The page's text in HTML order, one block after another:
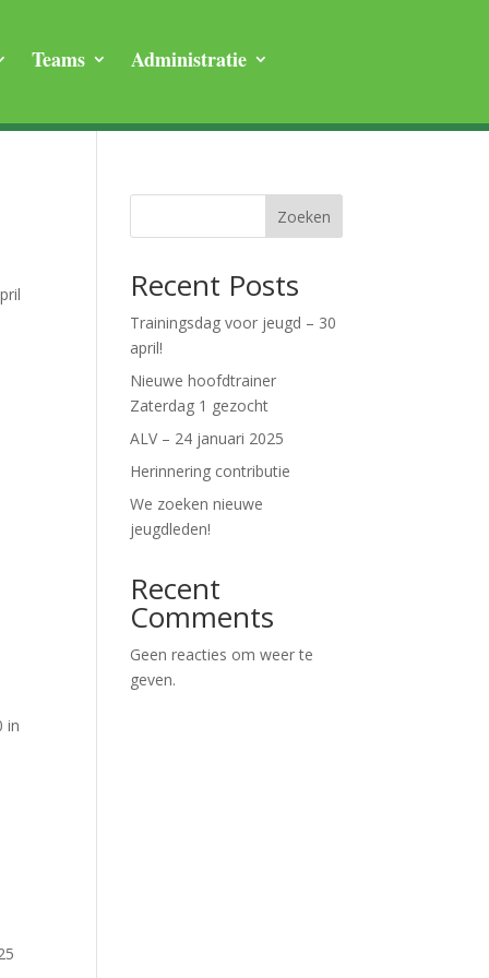
Teams Administratie
in
Zoeken
Recent Posts
Trainingsdag voor jeugd – 30
april!
Nieuwe hoofdtrainer
Zaterdag 1 gezocht
ALV – 24 januari 2025
Herinnering contributie
We zoeken nieuwe
jeugdleden!
Recent
Comments
Geen reacties om weer te
geven.